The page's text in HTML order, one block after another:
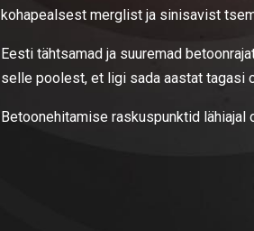
kohapealsest merglist ja sinisavist
Eesti tähtsamad ja suuremad
selle poolest, et ligi sada aastat tagasi
Betoonehitamise raskuspunktid